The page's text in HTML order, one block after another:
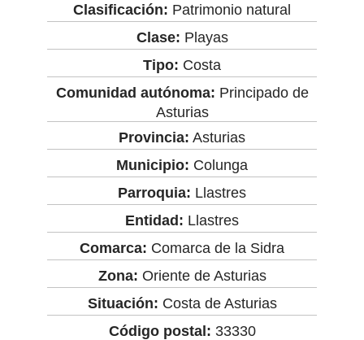
Clasificación: Patrimonio natural
Clase: Playas
Tipo: Costa
Comunidad autónoma: Principado de
Asturias
Provincia: Asturias
Municipio: Colunga
Parroquia: Llastres
Entidad: Llastres
Comarca: Comarca de la Sidra
Zona: Oriente de Asturias
Situación: Costa de Asturias
Código postal: 33330